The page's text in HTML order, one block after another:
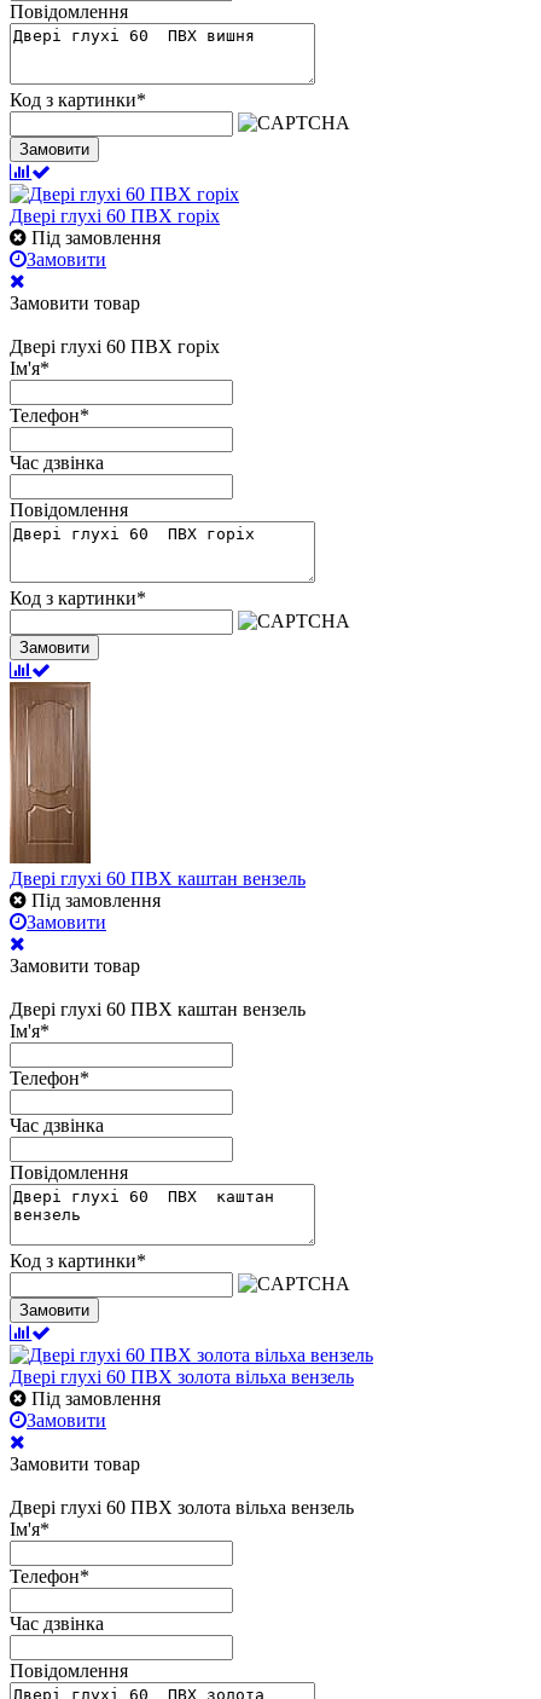
Повідомлення
Код з картинки*
Замовити
Двері глухі 60 ПВХ горіх
Під замовлення
Замовити
Замовити товар
Двері глухі 60 ПВХ горіх
Ім'я*
Телефон*
Час дзвінка
Повідомлення
Код з картинки*
Замовити
Двері глухі 60 ПВХ каштан вензель
Під замовлення
Замовити
Замовити товар
Двері глухі 60 ПВХ каштан вензель
Ім'я*
Телефон*
Час дзвінка
Повідомлення
Код з картинки*
Замовити
Двері глухі 60 ПВХ золота вільха вензель
Під замовлення
Замовити
Замовити товар
Двері глухі 60 ПВХ золота вільха вензель
Ім'я*
Телефон*
Час дзвінка
Повідомлення